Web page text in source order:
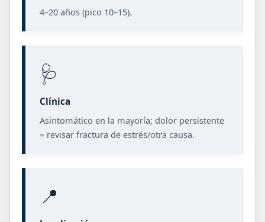
4–20 años (pico 10–15).
🩺
Clínica
Asintomático en la mayoría; dolor persistente
= revisar fractura de estrés/otra causa.
📍